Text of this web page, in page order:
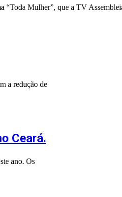
“Toda Mulher”, que a TV
a redução de
Ceará.
ano. Os